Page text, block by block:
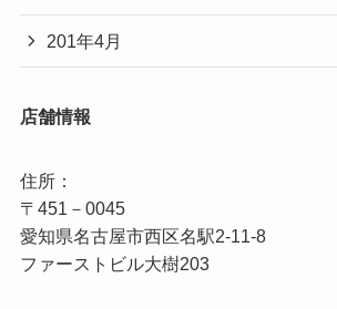
201年4月
店舗情報
住所：
〒451－0045
愛知県名古屋市西区名駅2‐11‐8
ファーストビル大樹203